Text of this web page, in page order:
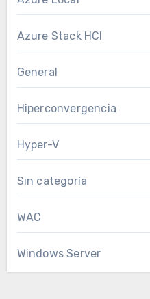
Azure Stack HCI
General
Hiperconvergencia
Hyper-V
Sin categoría
WAC
Windows Server